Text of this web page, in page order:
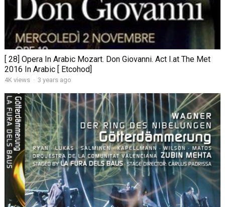
[ 28] Opera In Arabic Mozart. Don Giovanni. Act I.at The Met
2016 In Arabic [ Etcohod]
4K views · 3 years ago